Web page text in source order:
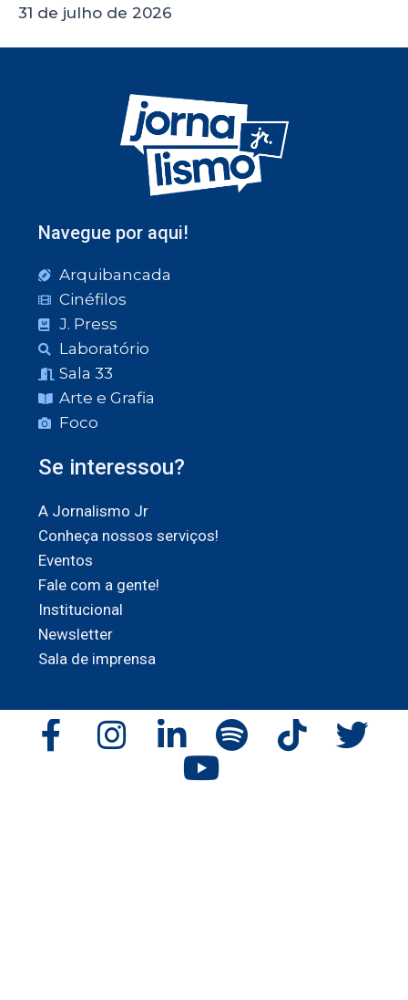
31 de julho de 2026
Navegue por aqui!
Arquibancada
Cinéfilos
J. Press
Laboratório
Sala 33
Arte e Grafia
Foco
Se interessou?
A Jornalismo Jr
Conheça nossos serviços!
Eventos
Fale com a gente!
Institucional
Newsletter
Sala de imprensa